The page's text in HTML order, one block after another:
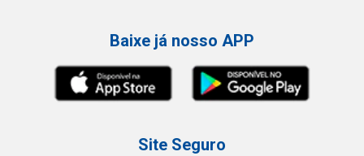
Baixe já nosso APP
Site Seguro